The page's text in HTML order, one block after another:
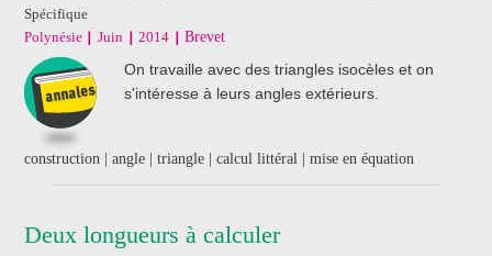
Spécifique
Polynésie
Juin 2014 Brevet
On travaille avec des triangles isocèles et on
s'intéresse à leurs angles extérieurs.
construction | angle | triangle | calcul littéral | mise en équation
Deux longueurs à calculer